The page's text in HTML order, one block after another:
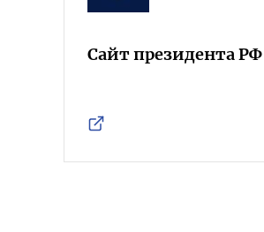
Сайт президента РФ